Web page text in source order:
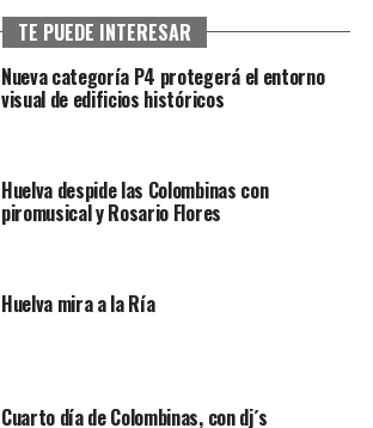
TE PUEDE INTERESAR
Nueva categoría P4 protegerá el entorno
visual de edificios históricos
Huelva despide las Colombinas con
piromusical y Rosario Flores
Huelva mira a la Ría
Cuarto día de Colombinas, con dj´s